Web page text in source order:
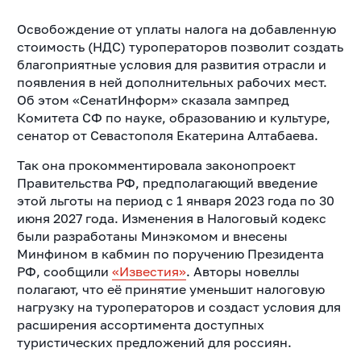
Освобождение от уплаты налога на добавленную
стоимость (НДС) туроператоров позволит создать
благоприятные условия для развития отрасли и
появления в ней дополнительных рабочих мест.
Об этом «СенатИнформ» сказала зампред
Комитета СФ по науке, образованию и культуре,
сенатор от Севастополя Екатерина Алтабаева.
Так она прокомментировала законопроект
Правительства РФ, предполагающий введение
этой льготы на период с 1 января 2023 года по 30
июня 2027 года. Изменения в Налоговый кодекс
были разработаны Минэкомом и внесены
Минфином в кабмин по поручению Президента
РФ, сообщили «Известия». Авторы новеллы
полагают, что её принятие уменьшит налоговую
нагрузку на туроператоров и создаст условия для
расширения ассортимента доступных
туристических предложений для россиян.